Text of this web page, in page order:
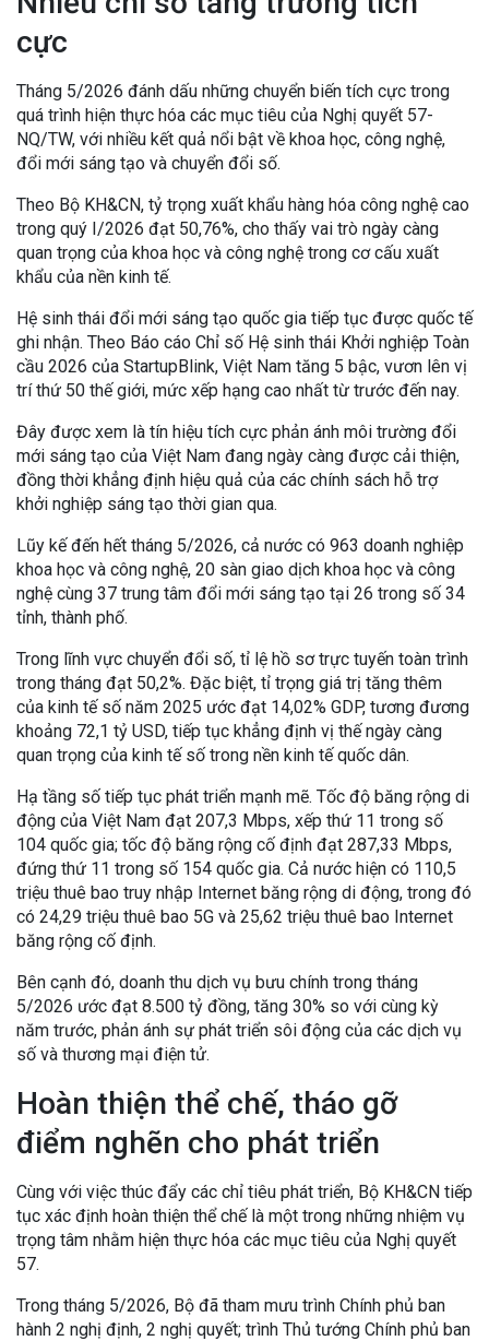
cực
Tháng 5/2026 đánh dấu những chuyển biến tích cực trong
quá trình hiện thực hóa các mục tiêu của Nghị quyết 57-
NQ/TW, với nhiều kết quả nổi bật về khoa học, công nghệ,
đổi mới sáng tạo và chuyển đổi số.
Theo Bộ KH&CN, tỷ trọng xuất khẩu hàng hóa công nghệ cao
trong quý I/2026 đạt 50,76%, cho thấy vai trò ngày càng
quan trọng của khoa học và công nghệ trong cơ cấu xuất
khẩu của nền kinh tế.
Hệ sinh thái đổi mới sáng tạo quốc gia tiếp tục được quốc tế
ghi nhận. Theo Báo cáo Chỉ số Hệ sinh thái Khởi nghiệp Toàn
cầu 2026 của StartupBlink, Việt Nam tăng 5 bậc, vươn lên vị
trí thứ 50 thế giới, mức xếp hạng cao nhất từ trước đến nay.
Đây được xem là tín hiệu tích cực phản ánh môi trường đổi
mới sáng tạo của Việt Nam đang ngày càng được cải thiện,
đồng thời khẳng định hiệu quả của các chính sách hỗ trợ
khởi nghiệp sáng tạo thời gian qua.
Lũy kế đến hết tháng 5/2026, cả nước có 963 doanh nghiệp
khoa học và công nghệ, 20 sàn giao dịch khoa học và công
nghệ cùng 37 trung tâm đổi mới sáng tạo tại 26 trong số 34
tỉnh, thành phố.
Trong lĩnh vực chuyển đổi số, tỉ lệ hồ sơ trực tuyến toàn trình
trong tháng đạt 50,2%. Đặc biệt, tỉ trọng giá trị tăng thêm
của kinh tế số năm 2025 ước đạt 14,02% GDP, tương đương
khoảng 72,1 tỷ USD, tiếp tục khẳng định vị thế ngày càng
quan trọng của kinh tế số trong nền kinh tế quốc dân.
Hạ tầng số tiếp tục phát triển mạnh mẽ. Tốc độ băng rộng di
động của Việt Nam đạt 207,3 Mbps, xếp thứ 11 trong số
104 quốc gia; tốc độ băng rộng cố định đạt 287,33 Mbps,
đứng thứ 11 trong số 154 quốc gia. Cả nước hiện có 110,5
triệu thuê bao truy nhập Internet băng rộng di động, trong đó
có 24,29 triệu thuê bao 5G và 25,62 triệu thuê bao Internet
băng rộng cố định.
Bên cạnh đó, doanh thu dịch vụ bưu chính trong tháng
5/2026 ước đạt 8.500 tỷ đồng, tăng 30% so với cùng kỳ
năm trước, phản ánh sự phát triển sôi động của các dịch vụ
số và thương mại điện tử.
Hoàn thiện thể chế, tháo gỡ
điểm nghẽn cho phát triển
Cùng với việc thúc đẩy các chỉ tiêu phát triển, Bộ KH&CN tiếp
tục xác định hoàn thiện thể chế là một trong những nhiệm vụ
trọng tâm nhằm hiện thực hóa các mục tiêu của Nghị quyết
57.
Trong tháng 5/2026, Bộ đã tham mưu trình Chính phủ ban
hành 2 nghị định, 2 nghị quyết; trình Thủ tướng Chính phủ ban